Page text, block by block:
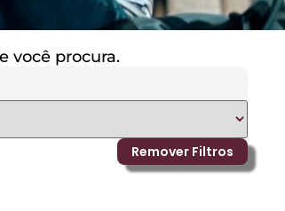
você procura.
Remover Filtros